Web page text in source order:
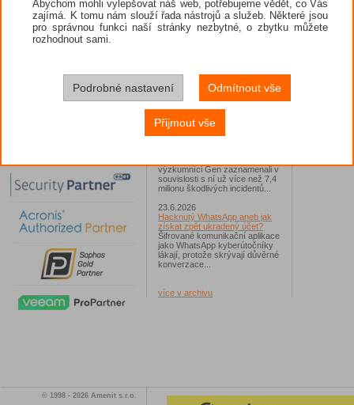
26.6.2026
ESET: S příchodem léta
zaplavují Česko falešné mobilní
Chase Home App či Candy
Race Launcher. Hlavním cílem
útočníků bylo v tomto případě
Polsko, následováno Českem a
Slovenskem...
24.6.2026
výzkumníci Gen zaznamenali v
souvislosti s ní už více než 7,4
milionu škodlivých incidentů...
23.6.2026
Hacknutý WhatsApp aneb jak
získat zpět ukradený účet?
Šifrované komunikační aplikace
jako WhatsApp kyberútočníky
lákají, protože skrývají důvěrné
konverzace...
více v archivu
© 1998 - 2026 Amenit s.r.o.
Abychom mohli vylepšovat náš web, potřebujeme vědět, co Vás
zajímá. K tomu nám slouží řada nástrojů a služeb. Některé jsou
pro správnou funkci naší stránky nezbytné, o zbytku můžete
rozhodnout sami.
Podrobné nastavení Odmítnout vše
Přijmout vše